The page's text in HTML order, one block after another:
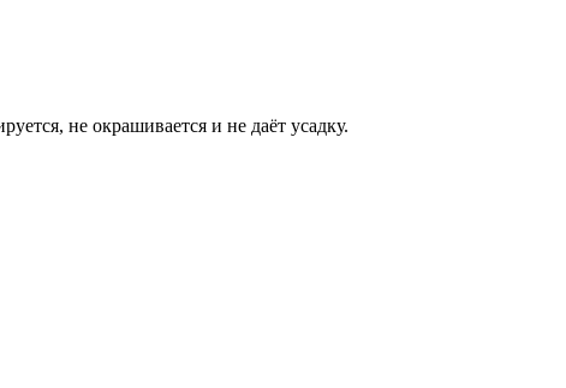
не окрашивается и не даёт усадку.